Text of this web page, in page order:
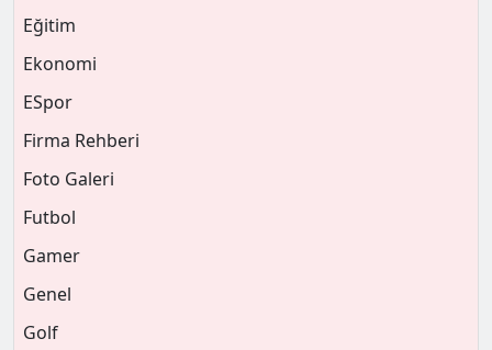
Eğitim
Ekonomi
ESpor
Firma Rehberi
Foto Galeri
Futbol
Gamer
Genel
Golf